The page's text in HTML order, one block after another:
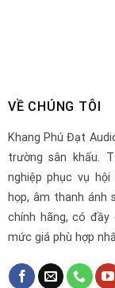
VỀ CHÚNG TÔI
Khang Phú Đạt
trường sân khấu.
nghiệp phục vụ
họp, âm thanh ánh
chính hãng, có
mức giá phù hợp